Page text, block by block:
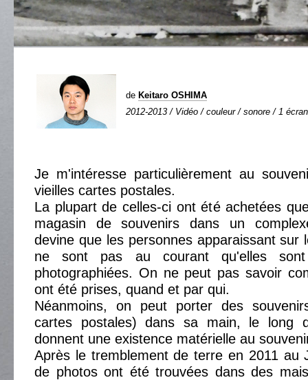
de Keitaro OSHIMA
2012-2013 / Vidéo / couleur / sonore / 1
Je m'intéresse particulièrement au
vieilles cartes postales.
La plupart de celles-ci ont été achetées
magasin de souvenirs dans un
devine que les personnes apparaissant sur
ne sont pas au courant qu'elles
photographiées. On ne peut pas savoir
ont été prises, quand et par qui.
Néanmoins, on peut porter des
cartes postales) dans sa main, le long
donnent une existence matérielle au
Après le tremblement de terre en 2011 au
de photos ont été trouvées dans des